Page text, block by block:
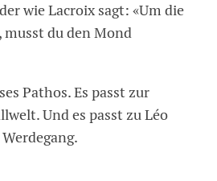
wie Lacroix sagt: «Um die
du den Mond
Pathos. Es passt zur
Und es passt zu Léo